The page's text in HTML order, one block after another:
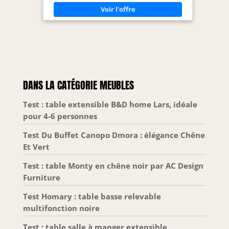
durable dans le
temps - Nettoyage
d'instructions de
attention
résistant et adapté
Dimensions en cm
: 150x43h46
Dimensions : Longueur 140 x largeur 40 x Hauteur
50 cm
DANS LA CATÉGORIE MEUBLES
Test : table extensible B&D home Lars, idéale
pour 4-6 personnes
Test Du Buffet Canopo Dmora : élégance Chêne
Et Vert
Test : table Monty en chêne noir par AC Design
Furniture
Test Homary : table basse relevable
multifonction noire